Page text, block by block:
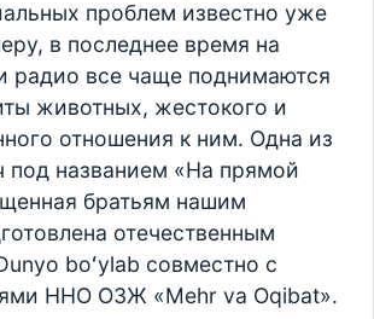
проблем известно уже
в последнее время на
радио все чаще поднимаются
животных, жестокого и
отношения к ним. Одна из
под названием «На прямой
братьям нашим
отечественным
boʻylab совместно с
ННО ОЗЖ «Mehr va Oqibat».